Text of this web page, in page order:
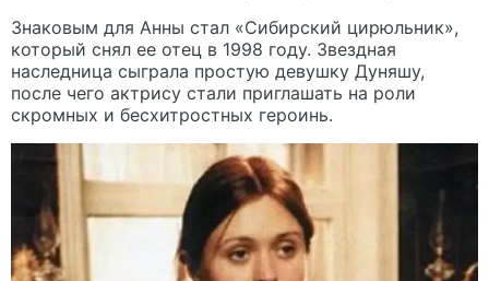
Знаковым для Анны стал «Сибирский цирюльник»,
который снял ее отец в 1998 году. Звездная
наследница сыграла простую девушку Дуняшу,
после чего актрису стали приглашать на роли
скромных и бесхитростных героинь.